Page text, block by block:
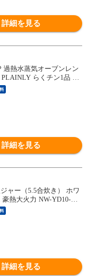
詳細を見る
過熱水蒸気オーブンレン
らくチン1品 ブ
B
詳細を見る
ャー（5.5合炊き） ホワ
熱大火力 NW-YD10-WA
詳細を見る